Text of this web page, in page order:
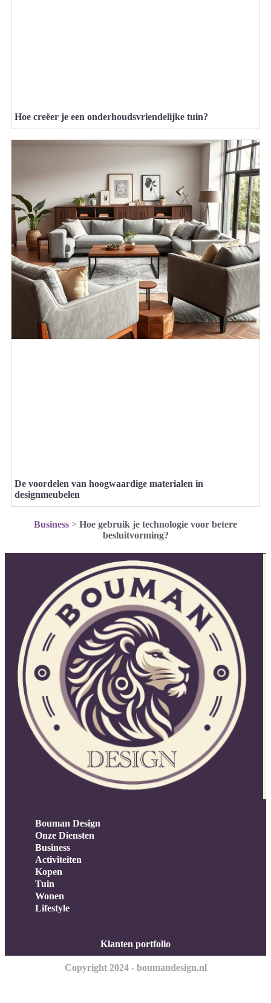
Hoe creëer je een onderhoudsvriendelijke tuin?
De voordelen van hoogwaardige materialen in
designmeubelen
Business > Hoe gebruik je technologie voor betere
besluitvorming?
Bouman Design
Onze Diensten
Business
Activiteiten
Kopen
Tuin
Wonen
Lifestyle
Klanten portfolio
Copyright 2024 - boumandesign.nl